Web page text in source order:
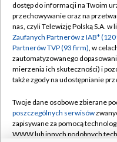
Abonament TVP
Emisja w TVP
Centrum informacji
Naziemna Telewizja
Rada Programowa
System NOS
dostęp do informacji na Twoim
przechowywanie oraz na
nas, czyli Telewizję Polską S.A. w
Zaufanych Partnerów z IAB*
Partnerów TVP (93 firm), w
zautomatyzowanego
mierzenia ich skuteczności) i
także zgody na udostępnianie
Twoje dane osobowe zbierane
poszczególnych serwisów
zapisywane za pomocą
WWW lub innych podobnych